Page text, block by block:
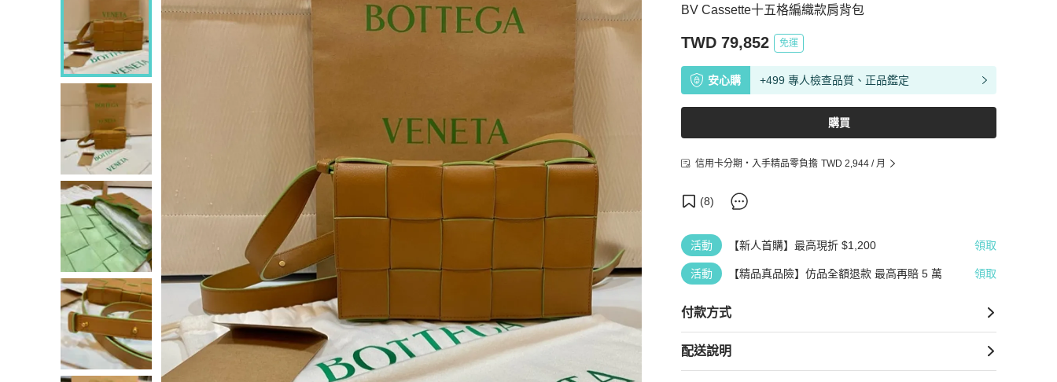
BV Cassette十五格編織款肩背包
TWD 79,852 免運
安心購 +499 專人檢查品質、正品鑑定
購買
信用卡分期・入手精品零負擔 TWD 2,944 / 月
(8)
活動 【新人首購】最高現折 $1,200 領取
活動 【精品真品險】仿品全額退款 最高再賠 5 萬 領取
付款方式
配送說明